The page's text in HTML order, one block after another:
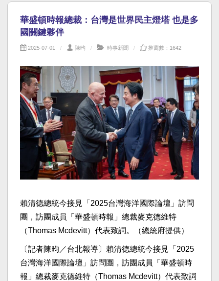
華盛頓時報總裁：台灣是世界民主燈塔 也是多
國關鍵夥伴
2025-07-01 陳昀 時事新聞 推薦數：1642
賴清德總統今接見「2025台灣海洋國際論壇」訪問
團，訪團成員「華盛頓時報」總裁麥克德維特
（Thomas Mcdevitt）代表致詞。（總統府提供）
〔記者陳昀／台北報導〕賴清德總統今接見「2025
台灣海洋國際論壇」訪問團，訪團成員「華盛頓時
報」總裁麥克德維特（Thomas Mcdevitt）代表致詞